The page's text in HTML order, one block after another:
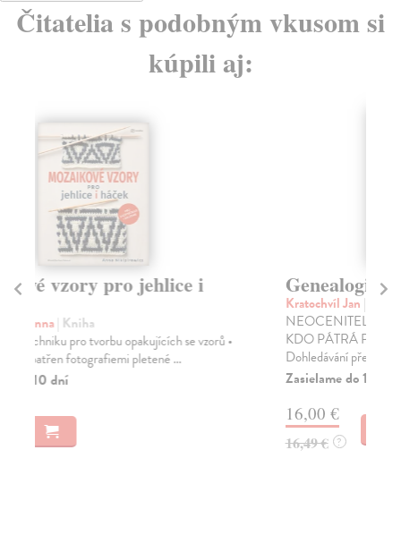
Čitatelia s podobným vkusom si
kúpili aj:
Genealogie pro laiky
NEOCENITELNÝ POMOCNÍK PRO KAŽDÉHO,
KDO PÁTRÁ PO SVÝCH PŘEDCÍCH.
Dohledávání předků dnes už nemusí z...
Zasielame do 14 dní
16,00 €
16,49 €